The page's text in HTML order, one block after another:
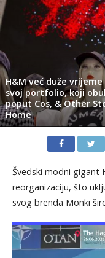
H&M već duže
svoj portfolio, koji
poput Cos, & Other
Home
Švedski modni gigant
reorganizaciju, što
svog brenda Monki